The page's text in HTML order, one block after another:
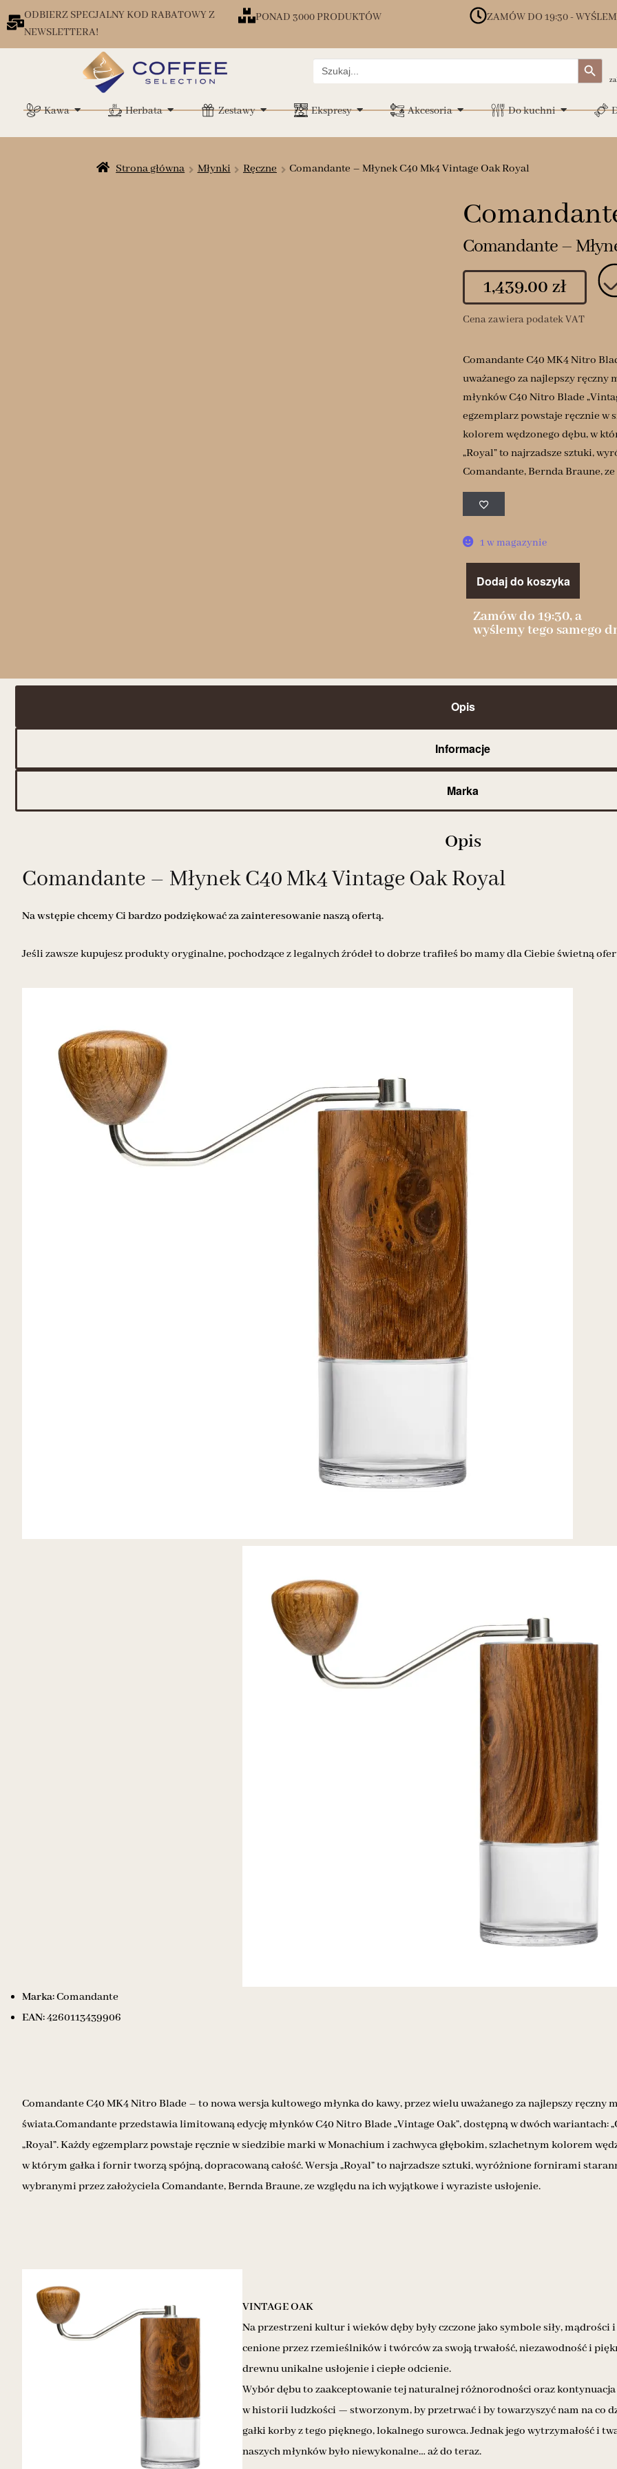
ODBIERZ SPECJALNY KOD RABATOWY Z
NEWSLETTERA!
PONAD 3000 PRODUKTÓW ZAMÓW DO 19:30 -
Search
for:
Search Button
Kawa Herbata Zestawy Ekspresy Akcesoria Do kuchni
Strona główna Młynki Ręczne Comandante – Młynek C40 Mk4 Vintage Oak Royal
Comandante –
1,439.00 zł
Cena zawiera podatek VAT
Comandante C40 MK4 Nitro
uważanego za najlepszy ręczny
młynków C40 Nitro Blade
egzemplarz powstaje ręcznie w
kolorem wędzonego dębu, w
„Royal” to najrzadsze sztuki,
Comandante, Bernda Braune,
1 w magazynie
Dodaj do koszyka
Zamów do 19:30, a
wyślemy tego samego
Opis
Informacje
Marka
Opis
Comandante – Młynek C40 Mk4 Vintage Oak Royal
Na wstępie chcemy Ci bardzo podziękować za zainteresowanie naszą ofertą.
Jeśli zawsze kupujesz produkty oryginalne, pochodzące z legalnych źródeł to dobrze trafiłeś bo mamy dla Ciebie świetną
Marka:Comandante
EAN:4260113439906
Comandante C40 MK4 Nitro Blade – to nowa wersja kultowego młynka do kawy, przez wielu uważanego za najlepszy ręczny
świata.Comandante przedstawia limitowaną edycję młynków C40 Nitro Blade „Vintage Oak”, dostępną w dwóch wariantach:
„Royal”. Każdy egzemplarz powstaje ręcznie w siedzibie marki w Monachium i zachwyca głębokim, szlachetnym kolorem
w którym gałka i fornir tworzą spójną, dopracowaną całość. Wersja „Royal” to najrzadsze sztuki, wyróżnione fornirami
wybranymi przez założyciela Comandante, Bernda Braune, ze względu na ich wyjątkowe i wyraziste usłojenie.
VINTAGE OAK
Na przestrzeni kultur i wieków dęby były czczone jako symbole siły,
cenione przez rzemieślników i twórców za swoją trwałość, niezawodność i
drewnu unikalne usłojenie i ciepłe odcienie.
Wybór dębu to zaakceptowanie tej naturalnej różnorodności oraz
w historii ludzkości — stworzonym, by przetrwać i by towarzyszyć nam na co
gałki korby z tego pięknego, lokalnego surowca. Jednak jego wytrzymałość i
naszych młynków było niewykonalne… aż do teraz.